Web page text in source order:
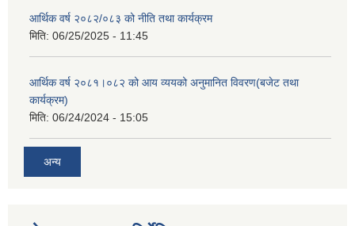
आर्थिक वर्ष २०८२/०८३ को नीति तथा कार्यक्रम
मिति: 06/25/2025 - 11:45
आर्थिक वर्ष २०८१।०८२ को आय व्ययको अनुमानित विवरण(बजेट तथा
कार्यक्रम)
मिति: 06/24/2024 - 15:05
अन्य